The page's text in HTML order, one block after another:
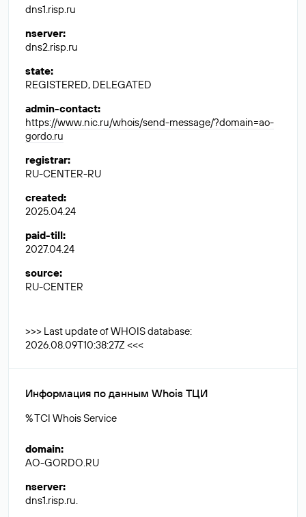
dns1.risp.ru
nserver:
dns2.risp.ru
state:
REGISTERED, DELEGATED
admin-contact:
https://www.nic.ru/whois/send-message/?domain=ao-
gordo.ru
registrar:
RU-CENTER-RU
created:
2025.04.24
paid-till:
2027.04.24
source:
RU-CENTER
>>> Last update of WHOIS database:
2026.08.09T10:38:27Z <<<
Информация по данным Whois ТЦИ
% TCI Whois Service
domain:
AO-GORDO.RU
nserver:
dns1.risp.ru.